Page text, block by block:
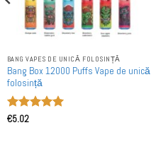
BANG VAPES DE UNICĂ FOLOSINȚĂ
Bang Box 12000 Puffs Vape de unică
folosință
Evaluat la
€5.02